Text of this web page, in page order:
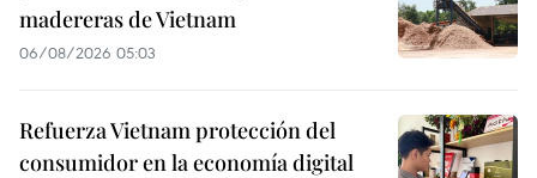
madereras de Vietnam
06/08/2026 05:03
Refuerza Vietnam protección del
consumidor en la economía digital